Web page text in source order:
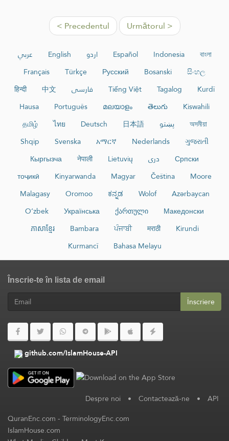
< Precedentul Următorul >
عربي English اردو Español Indonesia
বাংলা
Français
Türkçe Русский Bosanski
සිංහල
हिन्दी
中文 فارسی Tiếng Việt Tagalog
Kurdî
Hausa
Português മലയാളം తెలుగు
Kiswahili
தமிழ்
ไทย Deutsch 日本語 پښتو
অসমীয়া
Shqip
Svenska አማርኛ Nederlands
ગુજરાતી
Кыргызча
नेपाली Lietuvių دری
Српски
тоҷикӣ
Kinyarwanda Magyar Čeština
Moore
Malagasy
Oromoo ಕನ್ನಡ Wolof
Azərbaycan
O‘zbek
Українська ქართული
Македонски
ភាសាខ្មែរ
Bambara ਪੰਜਾਬੀ मराठी
Kirundi
Kurmancî
Bahasa Melayu
Înscrie-te în lista de email
Înscriere
github.com/IslamHouse-API
Despre noi • Contactează-ne • API
QuranEnc.com-TerminologyEnc.com
IslamHouse.com